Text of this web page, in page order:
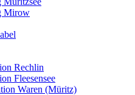
Mirow
Rechlin
Fleesensee
Waren (Müritz)